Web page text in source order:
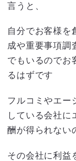
言うと、
自分でお客様を
成や重要事項調
でもいるのでお
るはずです
フルコミやエー
している会社に
酬が得られない
その会社に利益